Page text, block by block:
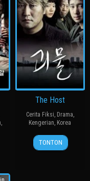
,
The Host
Cerita Fiksi, Drama,
Kengerian, Korea
27
Jul
봉
준
TONTON